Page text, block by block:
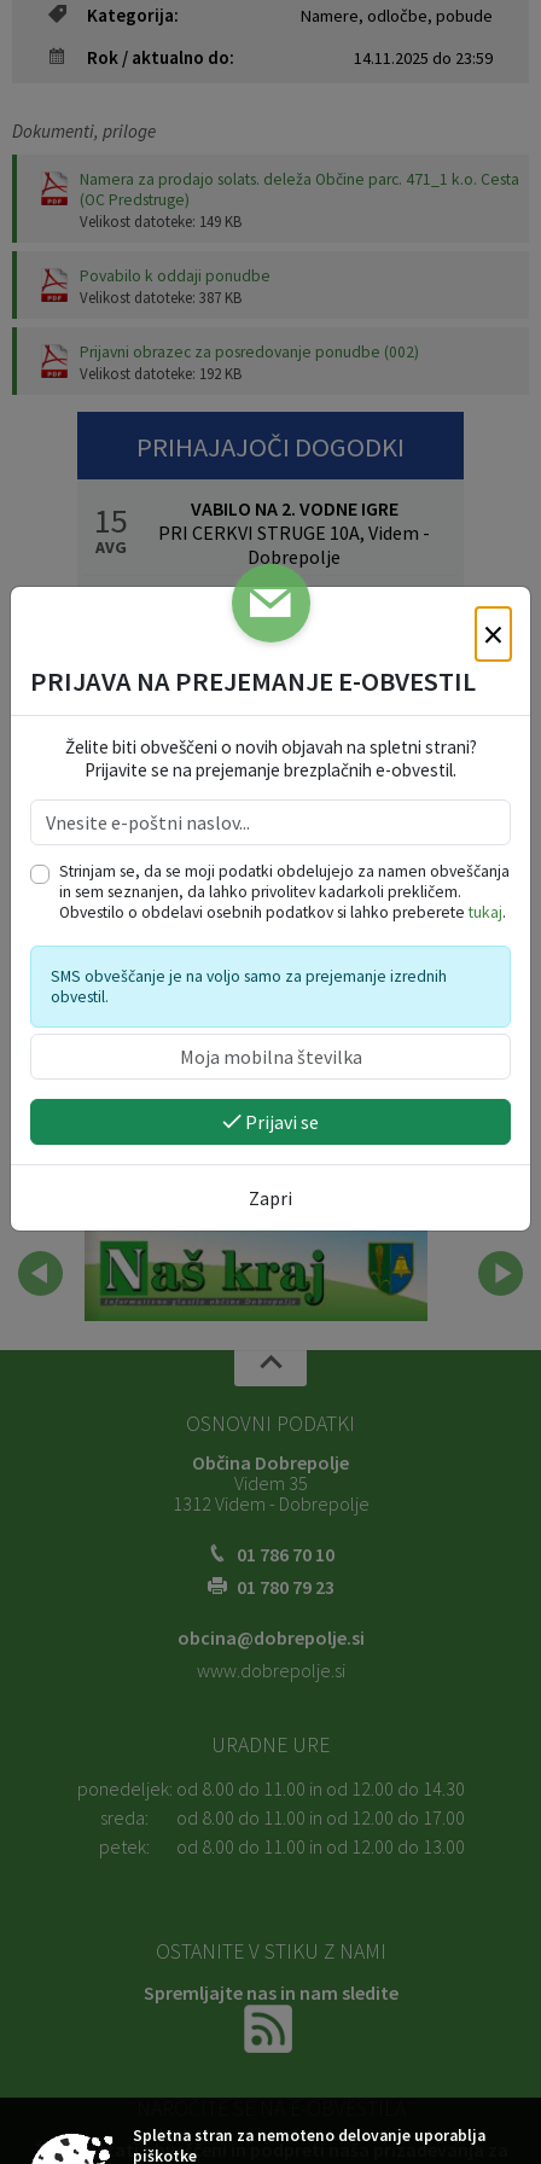
Kategorija: Namere, odločbe, pobude
Rok / aktualno do: 14.11.2025 do 23:59
Dokumenti, priloge
Namera za prodajo solats. deleža Občine parc. 471_1 k.o. Cesta
(OC Predstruge)
Velikost datoteke: 149 KB
Povabilo k oddaji ponudbe
Velikost datoteke: 387 KB
Prijavni obrazec za posredovanje ponudbe (002)
Velikost datoteke: 192 KB
PRIHAJAJOČI DOGODKI
15
AVG
VABILO NA 2. VODNE IGRE
PRI CERKVI STRUGE 10A, Videm -
Dobrepolje
GASILSKI DOM ZDENSKA VAS, Videm -
Dobrepolje
13
DOBREPOLJSKO KROMPIRJEVANJE
Videm 34, Videm - Dobrepolje
PROSTORSKA PREDSTAVITEV
OBČINE DOBREPOLJE
OSNOVNI PODATKI
Občina Dobrepolje
Videm 35
1312 Videm - Dobrepolje
01 786 70 10
01 780 79 23
obcina@dobrepolje.si
www.dobrepolje.si
URADNE URE
ponedeljek: od 8.00 do 11.00 in od 12.00 do 14.30
sreda:
od 8.00 do 11.00 in od 12.00 do 17.00
petek:
od 8.00 do 11.00 in od 12.00 do 13.00
OSTANITE V STIKU Z NAMI
Spremljajte nas in nam sledite
Želite ostati obveščeni in podpreti naša prizadevanja za
Spletna stran za nemoteno delovanje uporablja
piškotke
Občinsko glasilo
Lokalne volitve
×
PRIJAVA NA PREJEMANJE E-OBVESTIL
Želite biti obveščeni o novih objavah na spletni strani?
Prijavite se na prejemanje brezplačnih e-obvestil.
Strinjam se, da se moji podatki obdelujejo za namen obveščanja
in sem seznanjen, da lahko privolitev kadarkoli prekličem.
Obvestilo o obdelavi osebnih podatkov si lahko preberetetukaj.
SMS obveščanje je na voljo samo za prejemanje izrednih
obvestil.
Prijavi se
Zapri